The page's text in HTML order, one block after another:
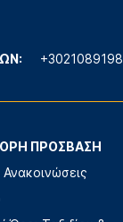
ΠΡΟΣΒΑΣΗ